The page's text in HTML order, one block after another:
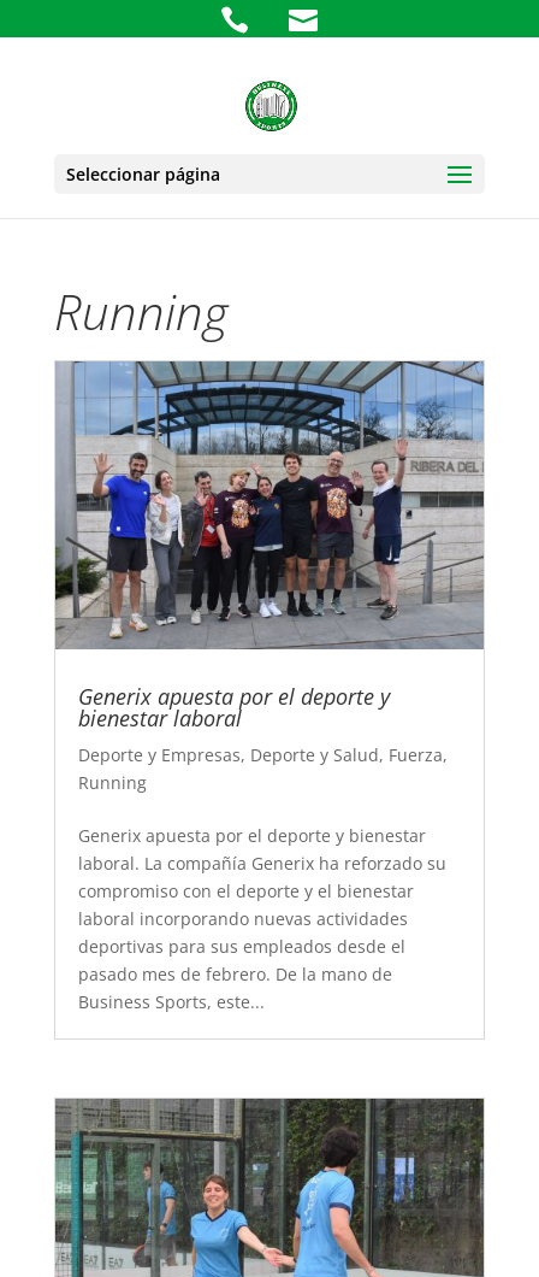
+34 657 33 76 42
Seleccionar página
Running
Generix apuesta por el deporte y
bienestar laboral
Deporte y Empresas, Deporte y Salud, Fuerza,
Running
Generix apuesta por el deporte y bienestar
laboral. La compañía Generix ha reforzado su
compromiso con el deporte y el bienestar
laboral incorporando nuevas actividades
deportivas para sus empleados desde el
pasado mes de febrero. De la mano de
Business Sports, este...